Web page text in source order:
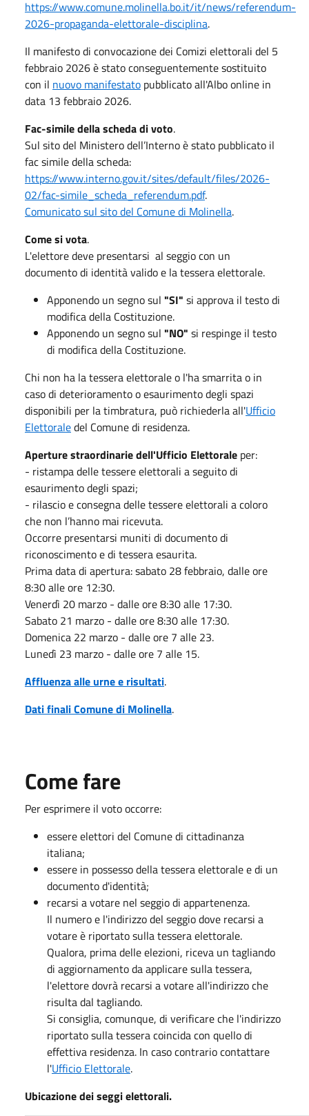
https://www.comune.molinella.bo.it/it/news/referendum-
2026-propaganda-elettorale-disciplina.
Il manifesto di convocazione dei Comizi elettorali del 5
febbraio 2026 è stato conseguentemente sostituito
con il nuovo manifestato pubblicato all'Albo online in
data 13 febbraio 2026.
Fac-simile della scheda di voto.
Sul sito del Ministero dell’Interno è stato pubblicato il
fac simile della scheda:
https://www.interno.gov.it/sites/default/files/2026-
02/fac-simile_scheda_referendum.pdf.
Comunicato sul sito del Comune di Molinella.
Come si vota.
L'elettore deve presentarsi al seggio con un
documento di identità valido e la tessera elettorale.
Apponendo un segno sul "SI" si approva il testo di
modifica della Costituzione.
Apponendo un segno sul "NO" si respinge il testo
di modifica della Costituzione.
Chi non ha la tessera elettorale o l'ha smarrita o in
caso di deterioramento o esaurimento degli spazi
disponibili per la timbratura, può richiederla all'Ufficio
Elettoraledel Comune di residenza.
Aperture straordinarie dell'Ufficio Elettorale per:
- ristampa delle tessere elettorali a seguito di
esaurimento degli spazi;
- rilascio e consegna delle tessere elettorali a coloro
che non l’hanno mai ricevuta.
Occorre presentarsi muniti di documento di
riconoscimento e di tessera esaurita.
Prima data di apertura: sabato 28 febbraio, dalle ore
8:30 alle ore 12:30.
Venerdì 20 marzo - dalle ore 8:30 alle 17:30.
Sabato 21 marzo - dalle ore 8:30 alle 17:30.
Domenica 22 marzo - dalle ore 7 alle 23.
Lunedì 23 marzo - dalle ore 7 alle 15.
Affluenza alle urne e risultati.
Dati finali Comune di Molinella.
Come fare
Per esprimere il voto occorre:
essere elettori del Comune di cittadinanza
italiana;
essere in possesso della tessera elettorale e di un
documento d'identità;
recarsi a votare nel seggio di appartenenza.
Il numero e l'indirizzo del seggio dove recarsi a
votare è riportato sulla tessera elettorale.
Qualora, prima delle elezioni, riceva un tagliando
di aggiornamento da applicare sulla tessera,
l'elettore dovrà recarsi a votare all'indirizzo che
risulta dal tagliando.
Si consiglia, comunque, di verificare che l'indirizzo
riportato sulla tessera coincida con quello di
effettiva residenza. In caso contrario contattare
l'Ufficio Elettorale.
Ubicazione dei seggi elettorali.